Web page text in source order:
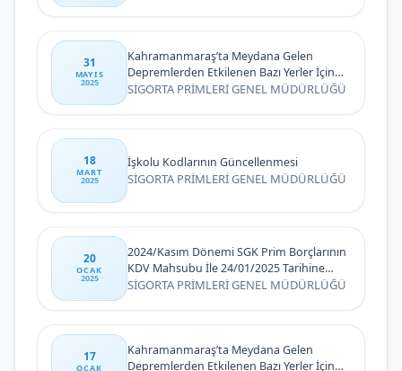
31
MAYIS
2025
Kahramanmaraş’ta Meydana Gelen
Depremlerden Etkilenen Bazı Yerler İçin
Mücbir Sebep Halinin Uzatılmasına İlişkin
SİGORTA PRİMLERİ GENEL MÜDÜRLÜĞÜ
18
MART
2025
İşkolu Kodlarının Güncellenmesi
SİGORTA PRİMLERİ GENEL MÜDÜRLÜĞÜ
20
OCAK
2025
2024/Kasım Dönemi SGK Prim Borçlarının
KDV Mahsubu İle 24/01/2025 Tarihine
Kadar Ödenebilmesi
SİGORTA PRİMLERİ GENEL MÜDÜRLÜĞÜ
17
OCAK
Kahramanmaraş’ta Meydana Gelen
Depremlerden Etkilenen Bazı Yerler İçin